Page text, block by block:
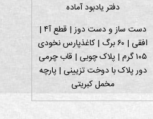
دفتر یادبود آماده
دست ساز و دست دوز | قطع آ۴ |
افقی | ۶۰ برگ | کاغذپارس نخودی
۱۰۵ گرم | پلاک چوبی | قاب چرمی
دور پلاک با دوخت تزیینی | پارچه
مخمل کبریتی